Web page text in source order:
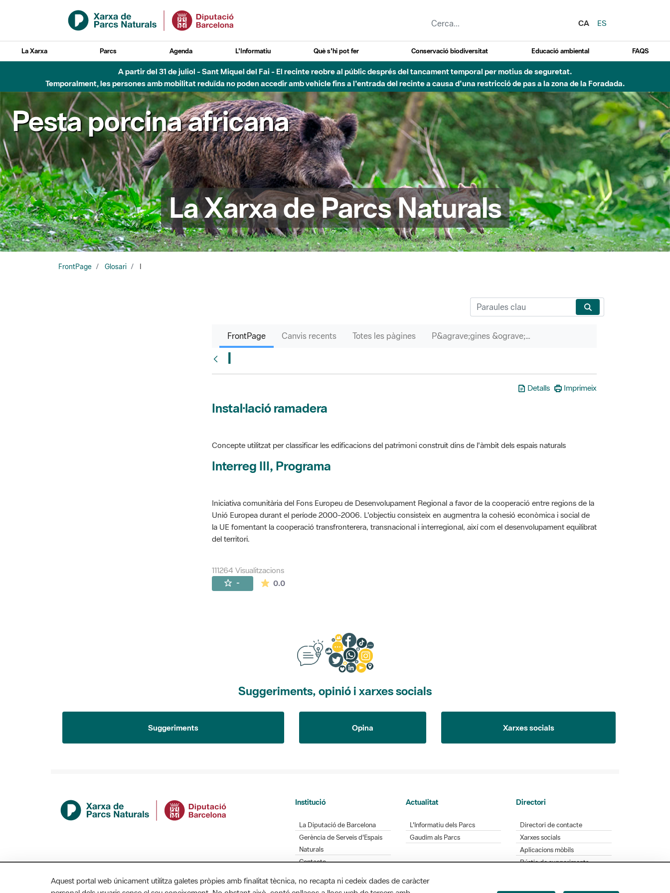
Salta al contingut principal
CA
ES
La Xarxa Parcs Agenda L'Informatiu Què s'hi pot fer Conservació biodiversitat Educació ambiental FAQS
A partir del 31 de juliol - Sant Miquel del Fai - El recinte reobre al públic després del tancament temporal per motius de seguretat.
Temporalment, les persones amb mobilitat reduïda no poden accedir amb vehicle fins a l'entrada del recinte a causa d'una restricció de pas a la zona de la Foradada.
Pesta porcina africana
La Xarxa de Parcs Naturals
FrontPage Glosari
FrontPage Canvis recents Totes les pàgines P&agrave;gines &ograve;rfenes
I
Detalls Imprimeix
Instal·lació ramadera
Concepte utilitzat per classificar les edificacions del patrimoni construït dins de l'àmbit dels espais naturals
Interreg III, Programa
Iniciativa comunitària del Fons Europeu de Desenvolupament Regional a favor de la cooperació entre regions de la
Unió Europea durant el període 2000-2006. L'objectiu consisteix en augmentra la cohesió econòmica i social de
la UE fomentant la cooperació transfronterera, transnacional i interregional, així com el desenvolupament equilibrat
del territori.
111264 Visualitzacions
- 0.0La mitjana de les valoracions és de 0 estrelles de 5.
Suggeriments, opinió i xarxes socials
Suggeriments Opina Xarxes socials
Institució
La Diputació de Barcelona
Gerència de Serveis d'Espais
Naturals
Contacte
Actualitat
L'Informatiu dels Parcs
Gaudim als Parcs
Directori
Directori de contacte
Xarxes socials
Aplicacions mòbils
Bústia de suggeriments
Aquest portal web únicament utilitza galetes pròpies amb finalitat tècnica, no recapta ni cedeix dades de caràcter